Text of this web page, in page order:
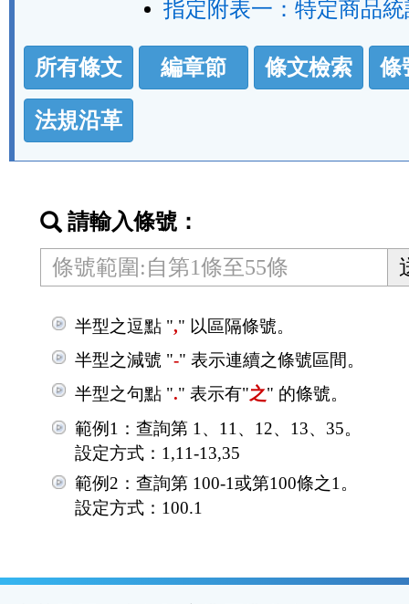
指定附表一：特定商品
法
規
功
能
按
區
所有條文 編章節 條文檢索 條
法規沿革
請輸入條號：
半型之逗點 "," 以區隔條號。
半型之減號 "-" 表示連續之條號區間。
半型之句點 "." 表示有"之" 的條號。
範例1：查詢第 1、11、12、13、35。
設定方式：1,11-13,35
範例2：查詢第 100-1或第100條之1。
設定方式：100.1